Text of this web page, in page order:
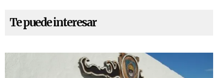
Te puede interesar